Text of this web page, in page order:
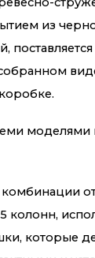
из
поставляется
моделями
колонн,
которые